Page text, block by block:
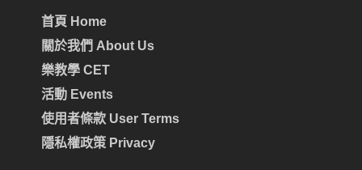
首頁 Home
關於我們 About Us
樂教學 CET
活動 Events
使用者條款 User Terms
隱私權政策 Privacy